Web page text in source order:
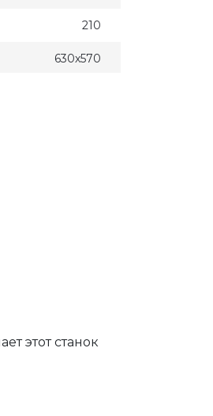
210
630х570
этот станок